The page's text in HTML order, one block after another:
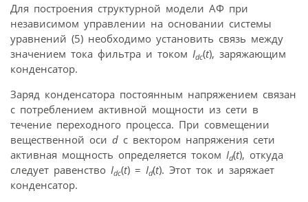
Для построения структурной модели АФ при
независимом управлении на основании системы
уравнений (5) необходимо установить связь между
значением тока фильтра и током Idc(t), заряжающим
конденсатор.
Заряд конденсатора постоянным напряжением связан
с потреблением активной мощности из сети в
течение переходного процесса. При совмещении
вещественной оси d с вектором напряжения сети
активная мощность определяется током Id(t), откуда
следует равенство Idc(t) = Id(t). Этот ток и заряжает
конденсатор.